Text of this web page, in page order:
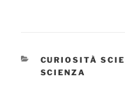
CATEGORIE
CURIOSITÀ
SCIENZA